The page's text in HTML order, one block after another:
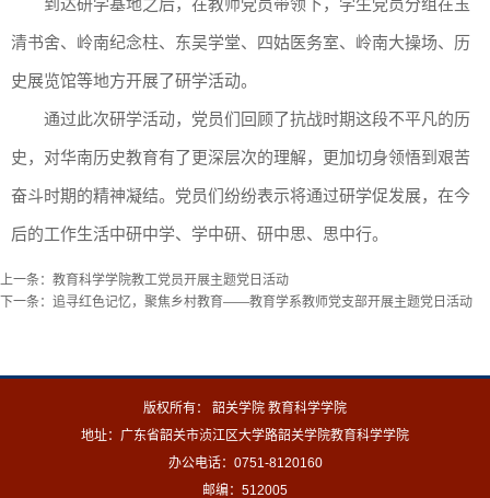
到达研学基地之后，在教师党员带领下，学生党员分组在玉
清书舍、岭南纪念柱、东吴学堂、四姑医务室、岭南大操场、历
史展览馆等地方开展了研学活动。
通过此次研学活动，党员们回顾了抗战时期这段不平凡的历
史，对华南历史教育有了更深层次的理解，更加切身领悟到艰苦
奋斗时期的精神凝结。党员们纷纷表示将通过研学促发展，在今
后的工作生活中研中学、学中研、研中思、思中行。
上一条： 教育科学学院教工党员开展主题党日活动
下一条： 追寻红色记忆，聚焦乡村教育——教育学系教师党支部开展主题党日活动
版权所有： 韶关学院 教育科学学院
地址：广东省韶关市浈江区大学路韶关学院教育科学学院
办公电话：0751-8120160
邮编：512005